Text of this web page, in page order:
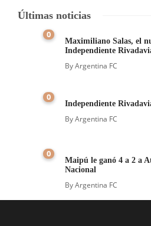
Últimas noticias
0
Maximiliano Salas, el
Independiente
ByArgentina FC
0
Independiente
ByArgentina FC
0
Maipú le ganó 4 a 2 a
Nacional
ByArgentina FC